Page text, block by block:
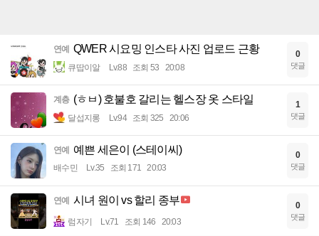
연예 QWER 시요밍 인스타 사진 업로드 근황
큐땁이알 Lv.88 조회 53 20:08
0
댓글
계층 (ㅎㅂ) 호불호 갈리는 헬스장 옷 스타일
달섭지롱 Lv.94 조회 325 20:06
1
댓글
연예 예쁜 세은이 (스테이씨)
배수민 Lv.35 조회 171 20:03
0
댓글
연예 시녀 원이 vs 할리 종부
럼자기 Lv.71 조회 146 20:03
0
댓글